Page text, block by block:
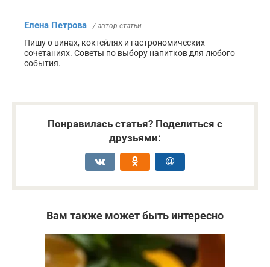
Елена Петрова / автор статьи
Пишу о винах, коктейлях и гастрономических
сочетаниях. Советы по выбору напитков для любого
события.
Понравилась статья? Поделиться с
друзьями:
Вам также может быть интересно